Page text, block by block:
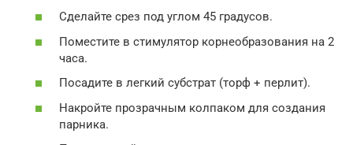
Сделайте срез под углом 45 градусов.
Поместите в стимулятор корнеобразования на 2
часа.
Посадите в легкий субстрат (торф + перлит).
Накройте прозрачным колпаком для создания
парника.